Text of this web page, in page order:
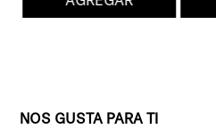
NOS GUSTA PARA TI